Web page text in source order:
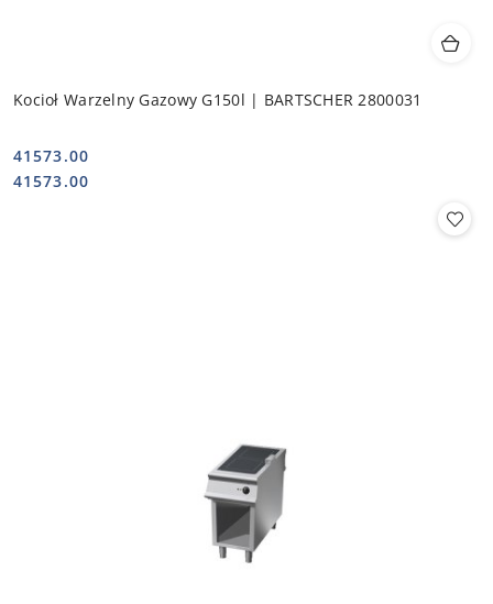
Kocioł Warzelny Gazowy G150l | BARTSCHER 2800031
Cena:
41573.00
Cena:
41573.00